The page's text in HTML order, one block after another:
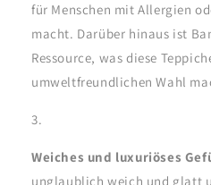
für Menschen mit Allergien
macht. Darüber hinaus ist
Ressource, was diese
umweltfreundlichen Wahl
Weiches und luxuriöses
unglaublich weich und glatt